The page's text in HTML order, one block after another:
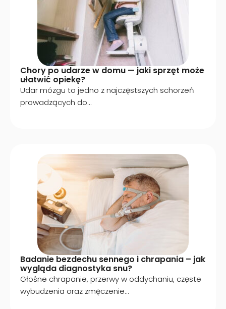
Chory po udarze w domu — jaki sprzęt może
ułatwić opiekę?
Udar mózgu to jedno z najczęstszych schorzeń
prowadzących do...
Badanie bezdechu sennego i chrapania – jak
wygląda diagnostyka snu?
Głośne chrapanie, przerwy w oddychaniu, częste
wybudzenia oraz zmęczenie...